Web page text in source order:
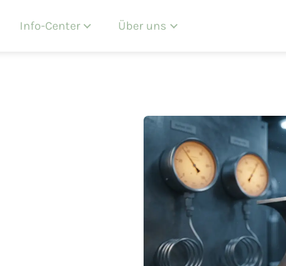
Info-Center Über uns